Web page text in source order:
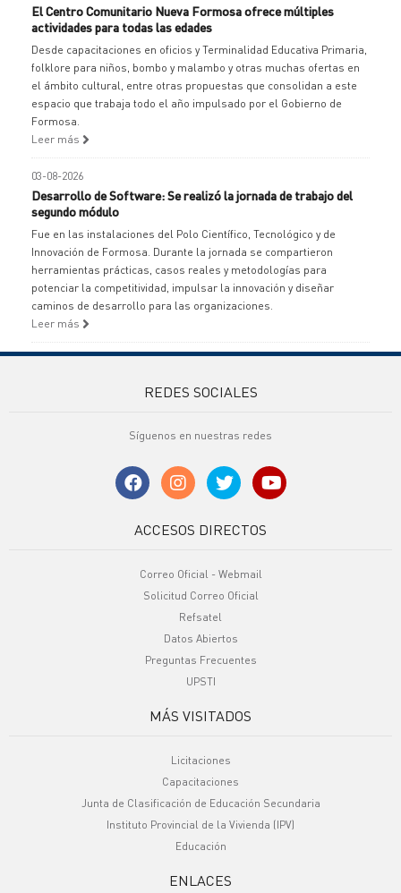
El Centro Comunitario Nueva Formosa ofrece múltiples
actividades para todas las edades
Desde capacitaciones en oficios y Terminalidad Educativa Primaria,
folklore para niños, bombo y malambo y otras muchas ofertas en
el ámbito cultural, entre otras propuestas que consolidan a este
espacio que trabaja todo el año impulsado por el Gobierno de
Formosa.
Leer más
03-08-2026
Desarrollo de Software: Se realizó la jornada de trabajo del
segundo módulo
Fue en las instalaciones del Polo Científico, Tecnológico y de
Innovación de Formosa. Durante la jornada se compartieron
herramientas prácticas, casos reales y metodologías para
potenciar la competitividad, impulsar la innovación y diseñar
caminos de desarrollo para las organizaciones.
Leer más
REDES SOCIALES
Síguenos en nuestras redes
ACCESOS DIRECTOS
Correo Oficial - Webmail
Solicitud Correo Oficial
Refsatel
Datos Abiertos
Preguntas Frecuentes
UPSTI
MÁS VISITADOS
Licitaciones
Capacitaciones
Junta de Clasificación de Educación Secundaria
Instituto Provincial de la Vivienda (IPV)
Educación
ENLACES